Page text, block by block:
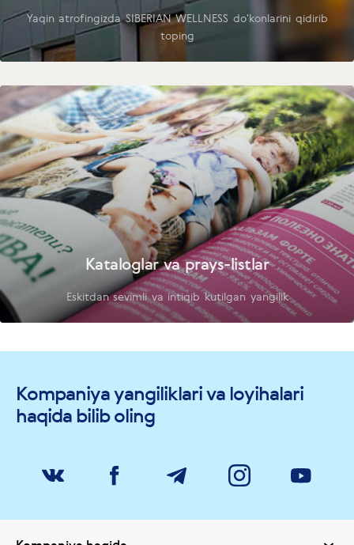
Yaqin atrofingizda SIBERIAN WELLNESS do'konlarini qidirib
toping
Kataloglar va prays-listlar
Eskitdan sevimli va intiqib kutilgan yangilik
Kompaniya yangiliklari va loyihalari
haqida bilib oling